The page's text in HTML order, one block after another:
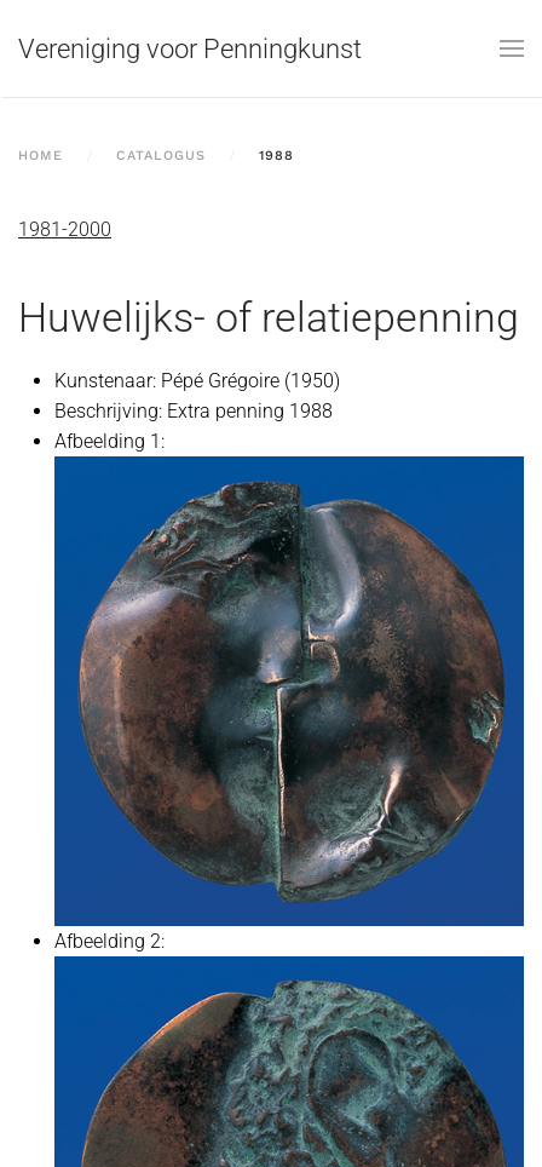
Skip to main content
Vereniging voor Penningkunst
HOME CATALOGUS 1988
1981-2000
Huwelijks- of relatiepenning
Kunstenaar: Pépé Grégoire (1950)
Beschrijving: Extra penning 1988
Afbeelding 1:
Afbeelding 2: